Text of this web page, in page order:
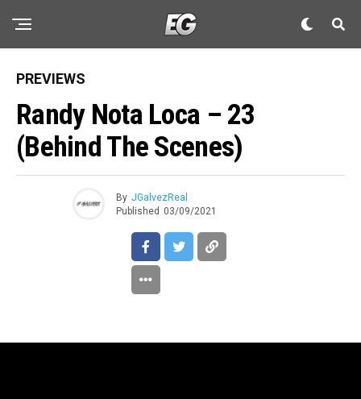
PREVIEWS
Randy Nota Loca – 23
(Behind The Scenes)
By JGalvezReal
Published 03/09/2021